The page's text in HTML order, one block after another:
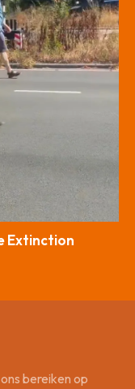
Extinction
bereiken op